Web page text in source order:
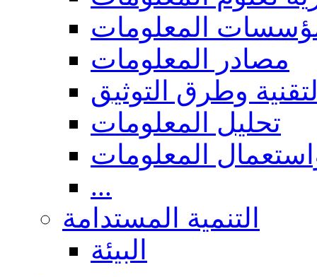
المعلومات
مصادر المعلومات
وطرق التوثيق
تحليل المعلومات
المعلومات
...
التنمية المستدامة
البيئة